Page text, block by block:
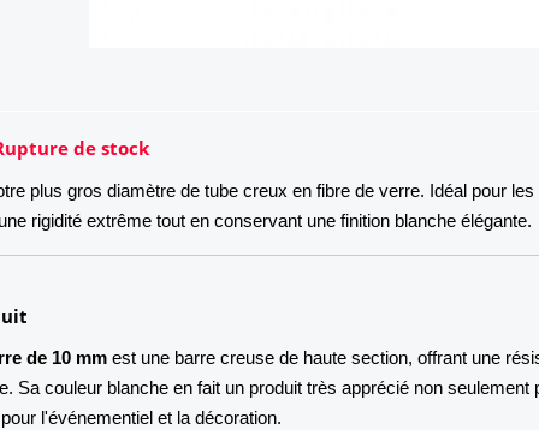
de stock
plus gros diamètre de tube creux en fibre de verre. Idéal pour les
rigidité extrême tout en conservant une finition blanche élégante.
de 10 mm est une barre creuse de haute section, offrant une
Sa couleur blanche en fait un produit très apprécié non seulement
l'événementiel et la décoration.